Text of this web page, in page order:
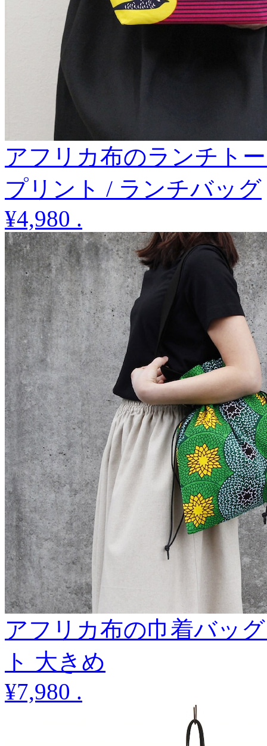
アフリカ布のランチト
プリント / ランチバッグ
¥4,980 .
アフリカ布の巾着バッ
ト 大きめ
¥7,980 .